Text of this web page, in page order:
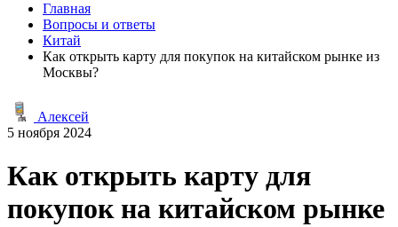
Главная
Вопросы и ответы
Китай
Как открыть карту для покупок на китайском рынке из
Москвы?
Алексей
5 ноября 2024
Как открыть карту для
покупок на китайском рынке